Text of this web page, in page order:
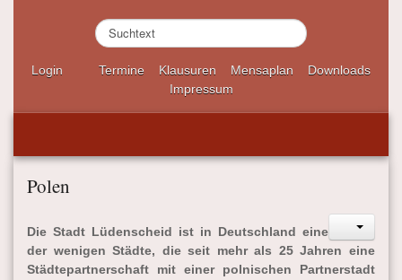
S
u
c
n
.
Login Termine Klausuren Mensaplan
Downloads
Impressum
Polen
Die Stadt Lüdenscheid ist in Deutschland eine
der wenigen Städte, die seit mehr als 25 Jahren eine
Städtepartnerschaft mit einer polnischen Partnerstadt